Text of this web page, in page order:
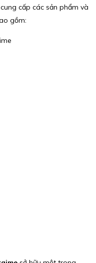
cấp các sản phẩm và
gồm: